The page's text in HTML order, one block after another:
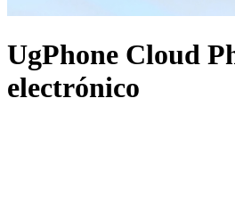
UgPhone Cloud
electrónico